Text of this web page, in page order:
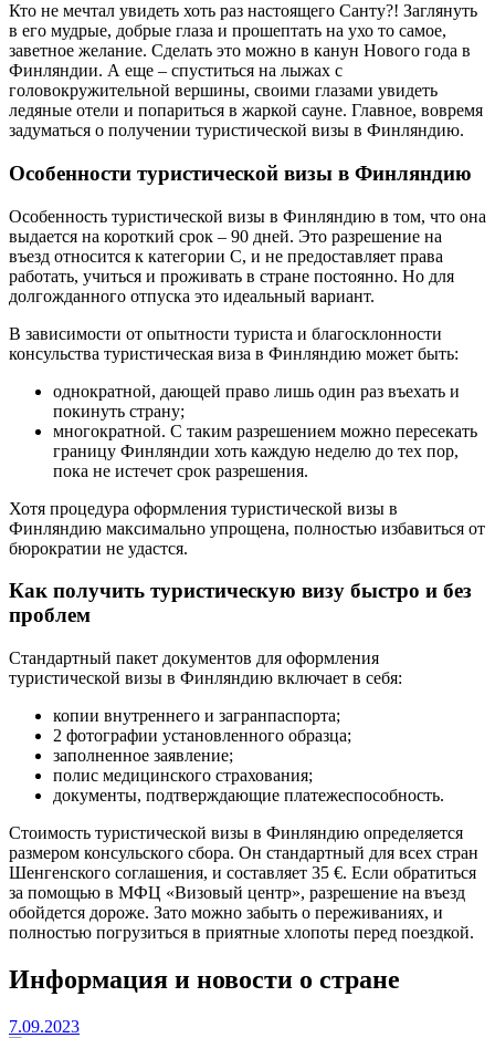
Кто не мечтал увидеть хоть раз настоящего Санту?! Заглянуть
в его мудрые, добрые глаза и прошептать на ухо то самое,
заветное желание. Сделать это можно в канун Нового года в
Финляндии. А еще – спуститься на лыжах с
головокружительной вершины, своими глазами увидеть
ледяные отели и попариться в жаркой сауне. Главное, вовремя
задуматься о получении туристической визы в Финляндию.
Особенности туристической визы в Финляндию
Особенность туристической визы в Финляндию в том, что она
выдается на короткий срок – 90 дней. Это разрешение на
въезд относится к категории С, и не предоставляет права
работать, учиться и проживать в стране постоянно. Но для
долгожданного отпуска это идеальный вариант.
В зависимости от опытности туриста и благосклонности
консульства туристическая виза в Финляндию может быть:
однократной, дающей право лишь один раз въехать и
покинуть страну;
многократной. С таким разрешением можно пересекать
границу Финляндии хоть каждую неделю до тех пор,
пока не истечет срок разрешения.
Хотя процедура оформления туристической визы в
Финляндию максимально упрощена, полностью избавиться от
бюрократии не удастся.
Как получить туристическую визу быстро и без
проблем
Стандартный пакет документов для оформления
туристической визы в Финляндию включает в себя:
копии внутреннего и загранпаспорта;
2 фотографии установленного образца;
заполненное заявление;
полис медицинского страхования;
документы, подтверждающие платежеспособность.
Стоимость туристической визы в Финляндию определяется
размером консульского сбора. Он стандартный для всех стран
Шенгенского соглашения, и составляет 35 €. Если обратиться
за помощью в МФЦ «Визовый центр», разрешение на въезд
обойдется дороже. Зато можно забыть о переживаниях, и
полностью погрузиться в приятные хлопоты перед поездкой.
Информация и новости о стране
7.09.2023